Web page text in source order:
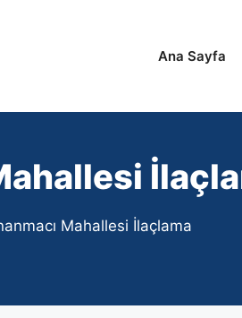
Ana Sayfa
Mahallesi İlaçlama